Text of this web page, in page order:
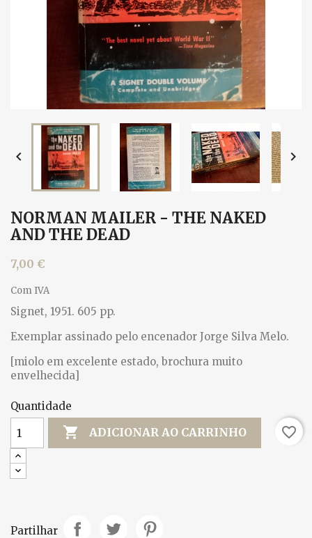
 
NORMAN MAILER - THE NAKED
AND THE DEAD
7,00 €
Com IVA
Signet, 1951. 605 pp.
Exemplar assinado pelo encenador Jorge Silva Melo.
[miolo em excelente estado, brochura muito
envelhecida]
Quantidade
 ADICIONAR AO CARRINHO favorite_border
Partilhar